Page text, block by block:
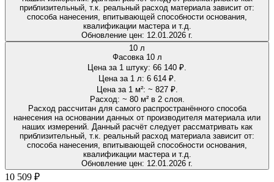
приблизительный, т.к. реальный расход материала зависит от:
способа нанесения, впитывающей способности основания,
квалификации мастера и т.д.
Обновление цен: 12.01.2026 г.
10 л
Фасовка 10 л
Цена за 1 штуку: 66 140 ₽.
Цена за 1 л: 6 614 ₽.
Цена за 1 м²: ~ 827 ₽.
Расход: ~ 80 м² в 2 слоя.
Расход рассчитан для самого распространённого способа
нанесения на основании данных от производителя материала или
наших измерений. Данный расчёт следует рассматривать как
приблизительный, т.к. реальный расход материала зависит от:
способа нанесения, впитывающей способности основания,
квалификации мастера и т.д.
Обновление цен: 12.01.2026 г.
10 509 ₽